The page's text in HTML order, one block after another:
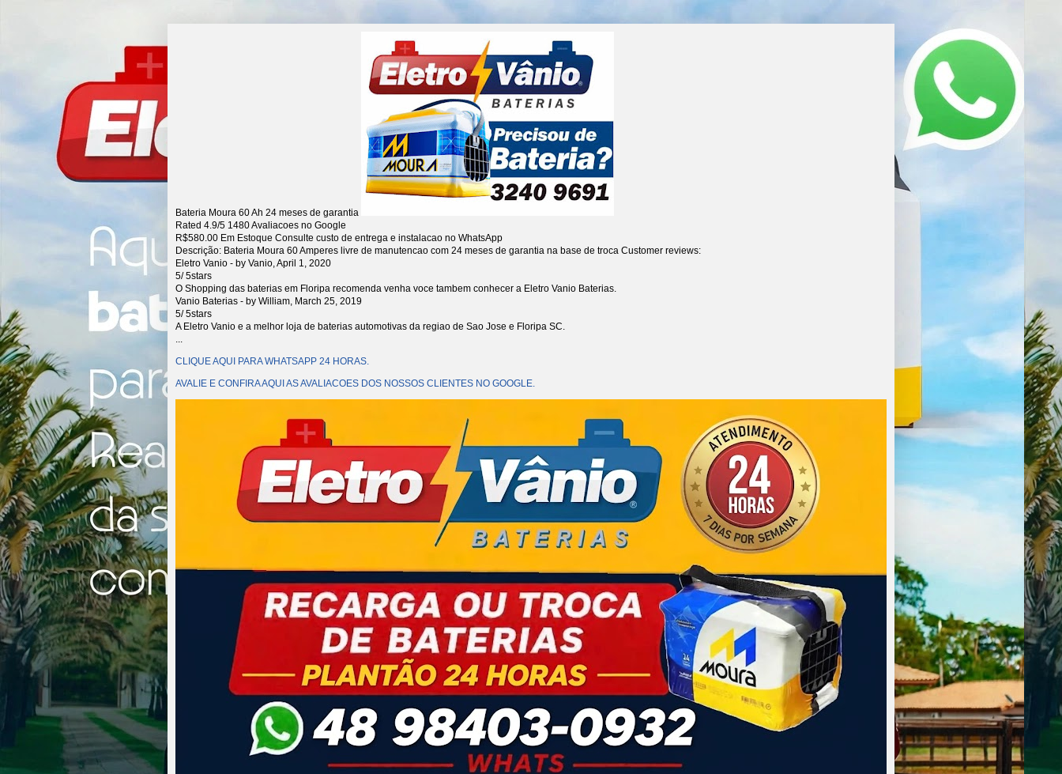
Bateria Moura 60 Ah 24 meses de garantia
Rated 4.9/5 1480Avaliacoes no Google
R$580.00 Em Estoque Consulte custo de entrega e instalacao no WhatsApp
Descrição: Bateria Moura 60 Amperes livre de manutencao com 24 meses de garantia na base de troca Customer reviews:
Eletro Vanio - by Vanio,April 1, 2020
5/5stars
O Shopping das baterias em Floripa recomenda venha voce tambem conhecer a Eletro Vanio Baterias.
Vanio Baterias - by William, March 25, 2019
5/5stars
A Eletro Vanio e a melhor loja de baterias automotivas da regiao de Sao Jose e Floripa SC.
...
CLIQUE AQUI PARA WHATSAPP 24 HORAS.
AVALIE E CONFIRA AQUI AS AVALIACOES DOS NOSSOS CLIENTES NO GOOGLE.